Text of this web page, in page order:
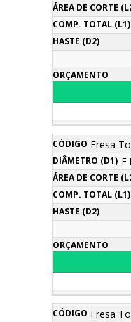
Fresa
F
Fresa